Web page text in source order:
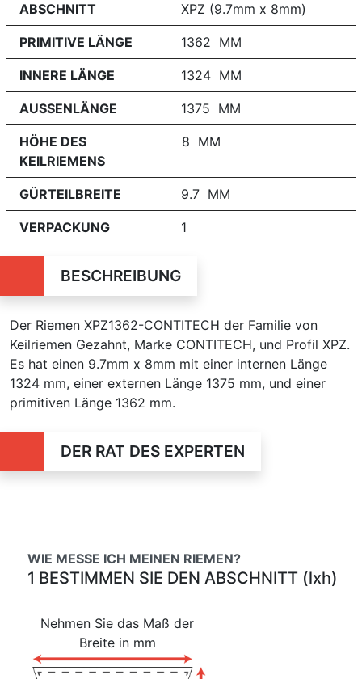
ABSCHNITT XPZ (9.7mm x 8mm)
PRIMITIVE LÄNGE 1362 MM
INNERE LÄNGE 1324 MM
AUSSENLÄNGE 1375 MM
HÖHE DES
KEILRIEMENS
8 MM
GÜRTEILBREITE 9.7 MM
VERPACKUNG 1
BESCHREIBUNG
Der Riemen XPZ1362-CONTITECH der Familie von
Keilriemen Gezahnt, Marke CONTITECH, und Profil XPZ.
Es hat einen 9.7mm x 8mm mit einer internen Länge
1324 mm, einer externen Länge 1375 mm, und einer
primitiven Länge 1362 mm.
DER RAT DES EXPERTEN
WIE MESSE ICH MEINEN RIEMEN?
1 BESTIMMEN SIE DEN ABSCHNITT (lxh)
Nehmen Sie das Maß der
Breite in mm